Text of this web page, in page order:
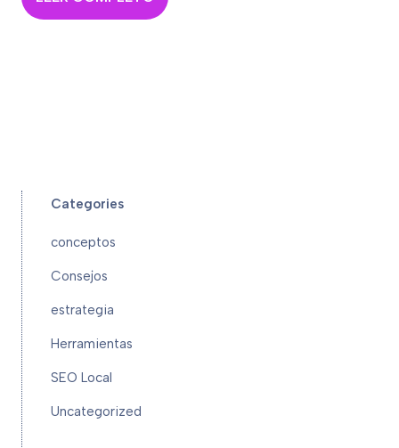
Categories
conceptos
Consejos
estrategia
Herramientas
SEO Local
Uncategorized